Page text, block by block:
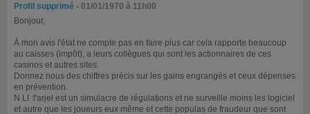
Profil supprimé - 01/01/1970 à 11h00
Bonjour,
À mon avis l'état ne compte pas en faire plus car cela rapporte beaucoup
au caisses (impôt), a leurs collègues qui sont les actionnaires de ces
casinos et autres sites.
Donnez nous des chiffres précis sur les gains engrangés et ceux dépenses
en prévention.
N LI :l'arjel est un simulacre de régulations et ne surveille moins les logiciel
et autre que les joueurs eux même et cette populas de fraudeur que sont